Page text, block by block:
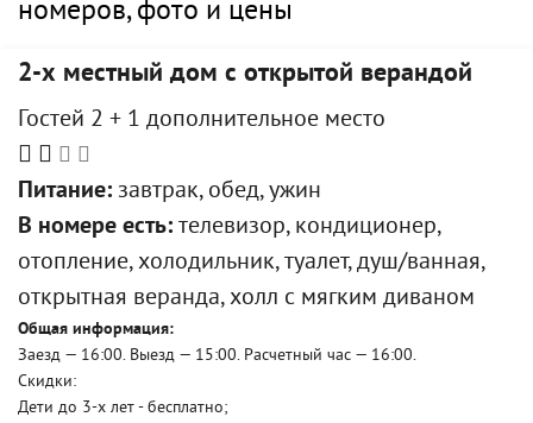
номеров, фото и цены
2-х местный дом с открытой верандой
Гостей 2 + 1 дополнительное место
Питание: завтрак, обед, ужин
В номере есть: телевизор, кондиционер,
отопление, холодильник, туалет, душ/ванная,
открытная веранда, холл с мягким диваном
Общая информация:
Заезд — 16:00. Выезд — 15:00. Расчетный час — 16:00.
Скидки:
Дети до 3-х лет - бесплатно;